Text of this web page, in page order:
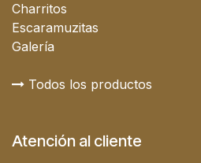
Charritos
Escaramuzitas
Galería
Todos los productos
Atención al cliente